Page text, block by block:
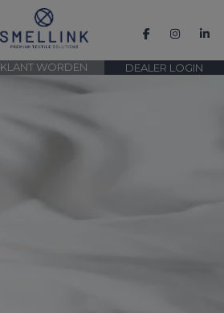
DEALER LOGIN
KLANT WORDEN